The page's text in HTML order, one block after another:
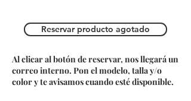
Reservar producto agotado
Al clicar al botón de reservar, nos llegará un
correo interno. Pon el modelo, talla y/o
color y te avisamos cuando esté disponible.